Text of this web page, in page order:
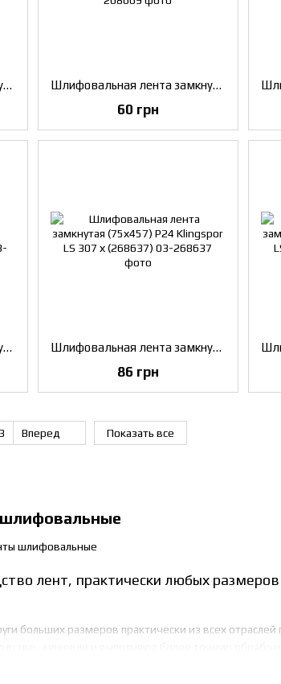
лент, практически любых размеров
больших размеров практически из всех
Шлифовальная лента замкнутая (100х610) P60 Klingspor LS 307 х (268660) Шлифовальная лента замкнутая (100х610) P80 Klingspor LS 307 х (268669)
60 грн
Шлифовальная лента замкнутая (100х610) P150 Klingspor LS 307 х (268689) Шлифовальная лента замкнутая (75х457) P24 Klingspor LS 307 х (268637)
86 грн
3 Вперед Показать все